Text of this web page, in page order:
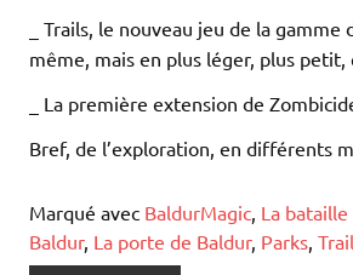
_ Trails, le nouveau jeu de la gamme
même, mais en plus léger, plus petit,
_ La première extension de
Bref, de l’exploration, en différents
Marqué avec BaldurMagic, La
Baldur, La porte de Baldur, Parks,